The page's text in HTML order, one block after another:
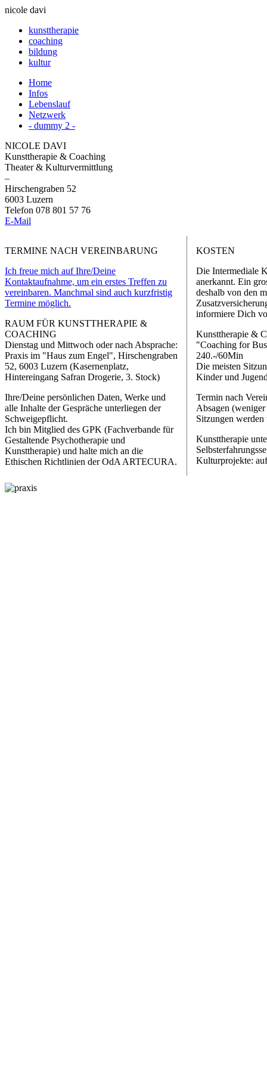
nicole davi
kunsttherapie
coaching
bildung
kultur
Home
Infos
Lebenslauf
Netzwerk
- dummy 2 -
NICOLE DAVI
Kunsttherapie & Coaching
Theater & Kulturvermittlung
–
Hirschengraben 52
6003 Luzern
Telefon 078 801 57 76
E-Mail
TERMINE NACH VEREINBARUNG
Ich freue mich auf Ihre/Deine
Kontaktaufnahme, um ein erstes Treffen zu
vereinbaren. Manchmal sind auch kurzfristig
Termine möglich.
RAUM FÜR KUNSTTHERAPIE &
COACHING
Dienstag und Mittwoch oder nach Absprache:
Praxis im "Haus zum Engel", Hirschengraben
52, 6003 Luzern (Kasernenplatz,
Hintereingang Safran Drogerie, 3. Stock)
Ihre/Deine persönlichen Daten, Werke und
alle Inhalte der Gespräche unterliegen der
Schweigepflicht.
Ich bin Mitglied des GPK (Fachverbande für
Gestaltende Psychotherapie und
Kunsttherapie) und halte mich an die
Ethischen Richtlinien der OdA ARTECURA.
KOSTEN
Die Intermediale
anerkannt. Ein
deshalb von den
informiere Dich
Kunsttherapie &
"Coaching for
240.-/60Min
Die meisten
Kinder und
Termin nach
Absagen
Sitzungen werden
Kunsttherapie
Kulturprojekte: